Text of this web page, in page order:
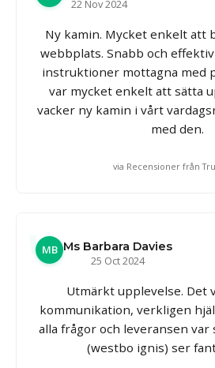
22 Nov 2024
Ny kamin. Mycket enkelt att
webbplats. Snabb och
instruktioner mottagna med
var mycket enkelt att sätta
vacker ny kamin i vårt
med den.
via Recensioner från
MB Ms Barbara Davies
25 Oct 2024
Utmärkt upplevelse. Det
kommunikation, verkligen
alla frågor och leveransen var
(westbo ignis) ser